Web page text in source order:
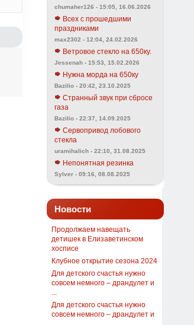
chumaher126 - 15:05, 16.06.2026
Всех с прошедшими
праздниками
max2302 - 12:04, 24.02.2026
Ветровое стекло на 650ку.
Jessenah - 15:53, 15.02.2026
Нужна морда на 650ку
Bazilio - 20:42, 23.10.2025
Странный звук при сбросе
газа
Bazilio - 22:37, 14.09.2025
Сервопривод лобового
стекла
uramihalich - 22:10, 31.08.2025
Непонятная резинка
Sylver - 09:16, 08.08.2025
Новости
Продолжаем навещать
детишек в Елизаветинском
хосписе
Клубное открытие сезона 2024
Для детского счастья нужно
совсем немного – драндулет и
Для детского счастья нужно
совсем немного – драндулет и